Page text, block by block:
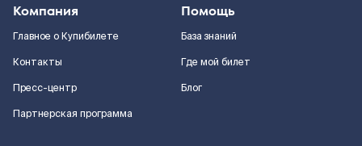
Компания
Главное о Купибилете
Контакты
Пресс-центр
Партнерская программа
Помощь
База знаний
Где мой билет
Блог